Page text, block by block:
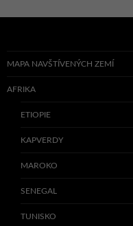
MAPA NAVŠTÍVENÝCH ZEMÍ
AFRIKA
ETIOPIE
KAPVERDY
MAROKO
SENEGAL
TUNISKO